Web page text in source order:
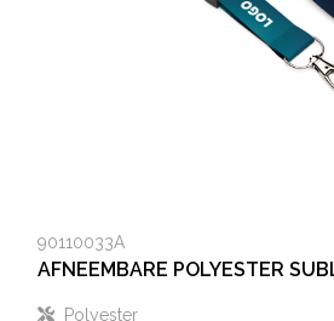
90110033A
AFNEEMBARE POLYESTER
Polyester